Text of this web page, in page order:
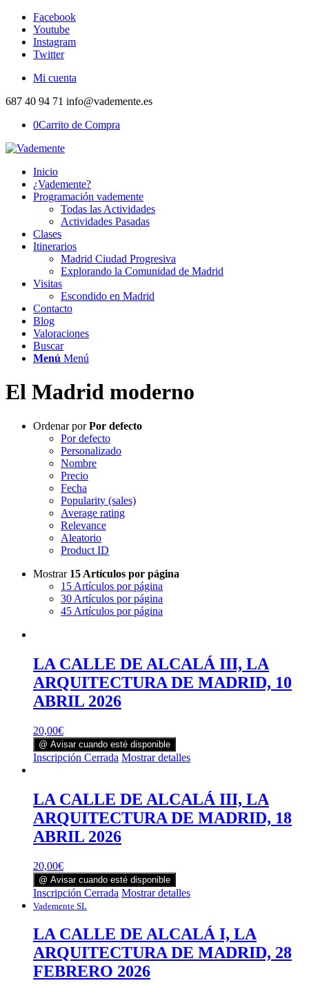
Facebook
Youtube
Instagram
Twitter
Mi cuenta
687 40 94 71 info@vademente.es
0Carrito de Compra
Inicio
¿Vademente?
Programación vademente
Todas las Actividades
Actividades Pasadas
Clases
Itinerarios
Madrid Ciudad Progresiva
Explorando la Comunidad de Madrid
Visitas
Escondido en Madrid
Contacto
Blog
Valoraciones
Buscar
Menú Menú
El Madrid moderno
Ordenar porPor defecto
Por defecto
Personalizado
Nombre
Precio
Fecha
Popularity (sales)
Average rating
Relevance
Aleatorio
Product ID
Mostrar 15 Artículos por página
15 Artículos por página
30 Artículos por página
45 Artículos por página
LA CALLE DE ALCALÁ III, LA
ARQUITECTURA DE MADRID, 10
ABRIL 2026
20,00€
@ Avisar cuando esté disponible
Inscripción Cerrada Mostrar detalles
LA CALLE DE ALCALÁ III, LA
ARQUITECTURA DE MADRID, 18
ABRIL 2026
20,00€
@ Avisar cuando esté disponible
Inscripción Cerrada Mostrar detalles
Vademente SL
LA CALLE DE ALCALÁ I, LA
ARQUITECTURA DE MADRID, 28
FEBRERO 2026